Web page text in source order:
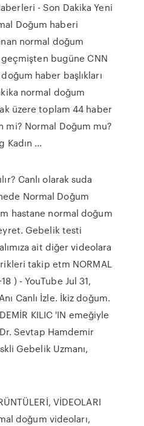
- Son Dakika Yeni
Doğum haberi
normal doğum
bugüne CNN
haber başlıkları
normal doğum
üzere toplam 44 haber
mi? Normal Doğum mu?
Kadın ...
Canlı olarak suda
Normal Doğum
hastane normal doğum
Gebelik testi
ait diğer videolara
takip etm NORMAL
) - YouTube Jul 31,
Canlı İzle. İkiz doğum.
KILIC 'IN emeğiyle
Sevtap Hamdemir
Gebelik Uzmanı,
VİDEOLARI
doğum videoları,